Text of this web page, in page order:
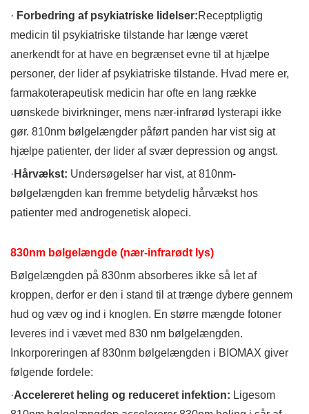
· Forbedring af psykiatriske lidelser:Receptpligtig
medicin til psykiatriske tilstande har længe været
anerkendt for at have en begrænset evne til at hjælpe
personer, der lider af psykiatriske tilstande. Hvad mere er,
farmakoterapeutisk medicin har ofte en lang række
uønskede bivirkninger, mens nær-infrarød lysterapi ikke
gør. 810nm bølgelængder påført panden har vist sig at
hjælpe patienter, der lider af svær depression og angst.
· Hårvækst: Undersøgelser har vist, at 810nm-
bølgelængden kan fremme betydelig hårvækst hos
patienter med androgenetisk alopeci.
830nm bølgelængde (nær-infrarødt lys)
Bølgelængden på 830nm absorberes ikke så let af
kroppen, derfor er den i stand til at trænge dybere gennem
hud og væv og ind i knoglen. En større mængde fotoner
leveres ind i vævet med 830 nm bølgelængden.
Inkorporeringen af ​​830nm bølgelængden i BIOMAX giver
følgende fordele:
·Accelereret heling og reduceret infektion: Ligesom